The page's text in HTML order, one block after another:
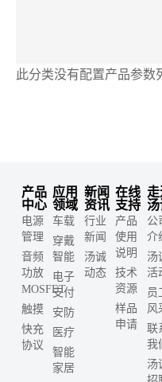
此分类没有配置产品参数
产品
中心
电源
管理
音频
功放
MOSFET
触摸
快充
协议
应用
领域
车载
穿戴
智能
电子
支付
安防
医疗
智能
家居
新闻
资讯
行业
新闻
汤诚
动态
在线
支持
产品
使用
说明
技术
资源
样品
申请
汤
公
介
汤
活
员
风
联
我
汤